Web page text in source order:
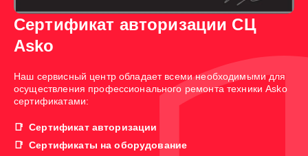
Сертификат авторизации СЦ
Asko
Наш сервисный центр обладает всеми необходимыми для
осуществления профессионального ремонта техники Asko
сертификатами:
Сертификат авторизации
Сертификаты на оборудование